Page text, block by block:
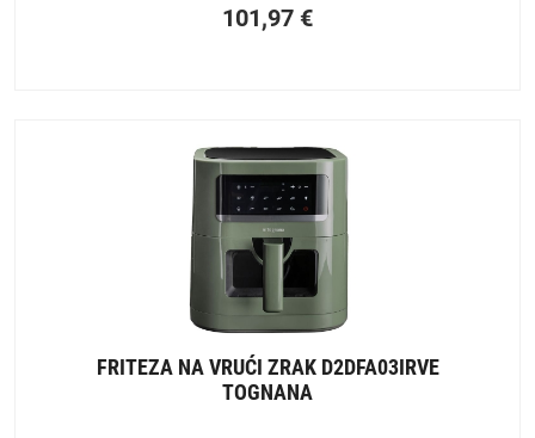
101,97 €
FRITEZA NA VRUĆI ZRAK D2DFA03IRVE
TOGNANA